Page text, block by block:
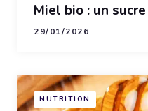
Miel bio : un
29/01/2026
NUTRITION